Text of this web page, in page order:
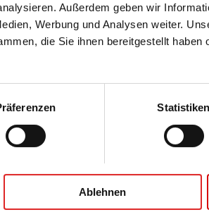
Außerdem geben wir
Werbung und Analysen weiter.
die Sie ihnen bereitgestellt
Statistiken
Ablehnen
für DishRack
Life
Life is